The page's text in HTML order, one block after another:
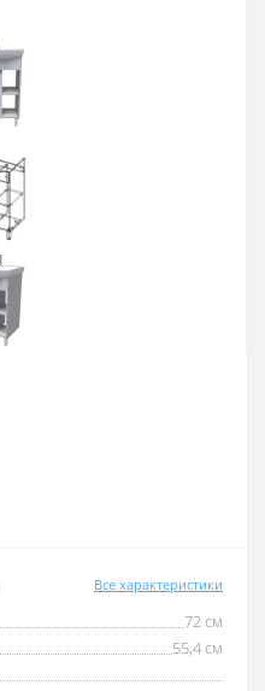
Все характеристики
72 см
55,4 см